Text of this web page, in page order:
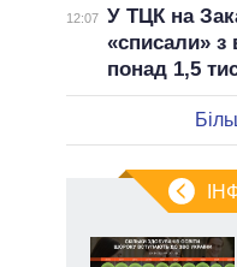
12:07 У ТЦК на
«списали» з
понад 1,5